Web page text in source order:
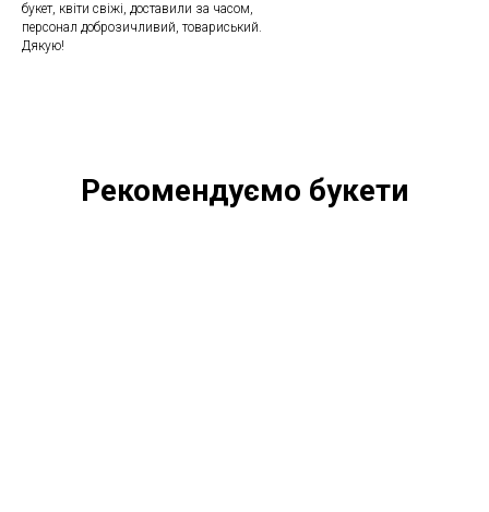
букет, квіти свіжі, доставили за часом,
персонал доброзичливий, товариський.
Дякую!
Рекомендуємо букети